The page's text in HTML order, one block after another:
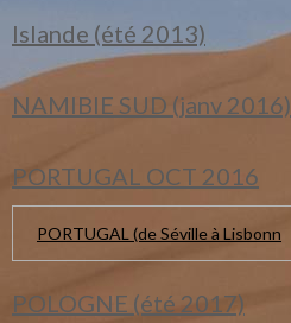
Islande (été 2013)
NAMIBIE SUD (janv 2016)
PORTUGAL OCT 2016
PORTUGAL (de Séville à Lisbonn
POLOGNE (été 2017)